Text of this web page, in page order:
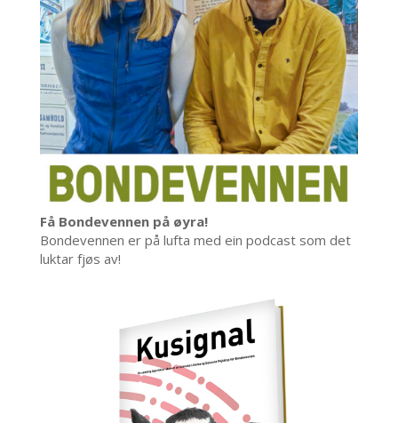
Få Bondevennen på øyra!
Bondevennen er på lufta med ein podcast som det
luktar fjøs av!